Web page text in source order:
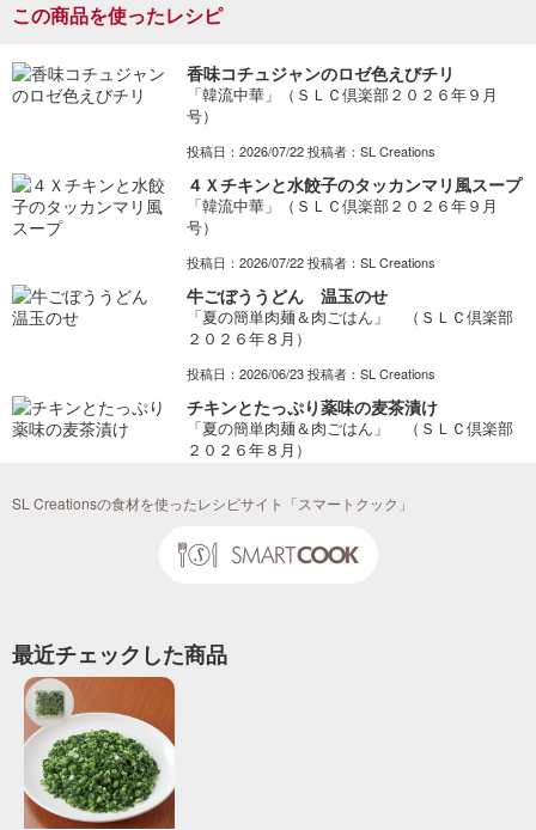
この商品を使ったレシピ
香味コチュジャンのロゼ色えびチリ
「韓流中華」（ＳＬＣ倶楽部２０２６年９月
号）
投稿日：2026/07/22 投稿者：SL Creations
４Ｘチキンと水餃子のタッカンマリ風スープ
「韓流中華」（ＳＬＣ倶楽部２０２６年９月
号）
投稿日：2026/07/22 投稿者：SL Creations
牛ごぼううどん 温玉のせ
「夏の簡単肉麺＆肉ごはん」 （ＳＬＣ倶楽部
２０２６年８月）
投稿日：2026/06/23 投稿者：SL Creations
チキンとたっぷり薬味の麦茶漬け
「夏の簡単肉麺＆肉ごはん」 （ＳＬＣ倶楽部
２０２６年８月）
うなぎのだし茶漬け
「夏こそ堪能、うなぎ三昧」（ＳＬＣ倶楽部２
０２６年７月）
「うのつく食べもので、おいしく夏バテ予防
を」（ＳＬＣ倶楽部２０２６年７月）
SL Creationsの食材を使ったレシピサイト「スマートクック」
最近チェックした商品